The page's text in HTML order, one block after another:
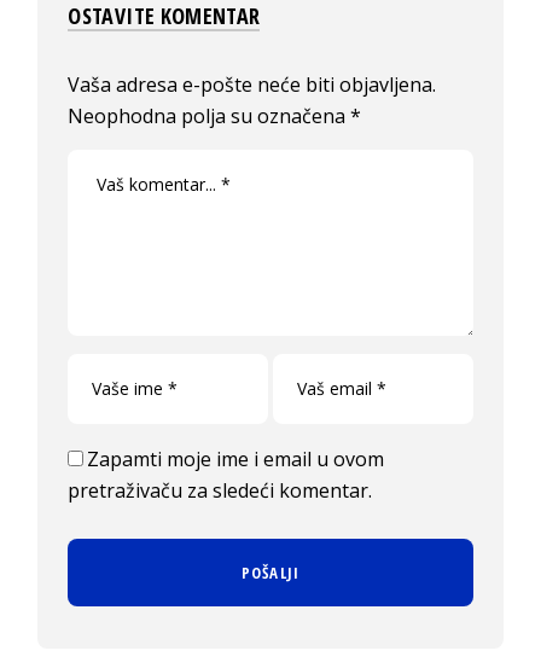
OSTAVITE KOMENTAR
Vaša adresa e-pošte neće biti objavljena.
Neophodna polja su označena*
Zapamti moje ime i email u ovom
pretraživaču za sledeći komentar.